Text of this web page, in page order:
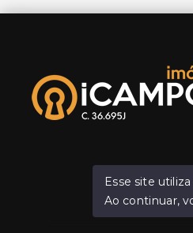
Esse site utiliza
Ao continuar,